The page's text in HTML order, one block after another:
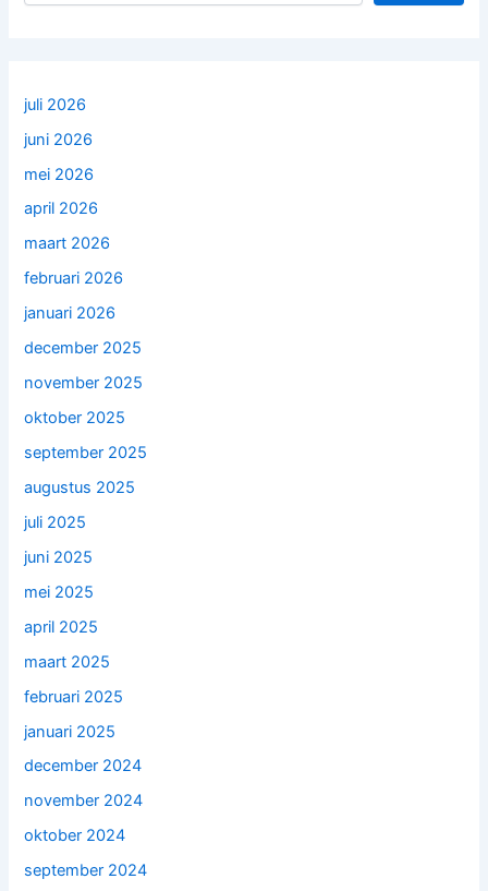
juli 2026
juni 2026
mei 2026
april 2026
maart 2026
februari 2026
januari 2026
december 2025
november 2025
oktober 2025
september 2025
augustus 2025
juli 2025
juni 2025
mei 2025
april 2025
maart 2025
februari 2025
januari 2025
december 2024
november 2024
oktober 2024
september 2024